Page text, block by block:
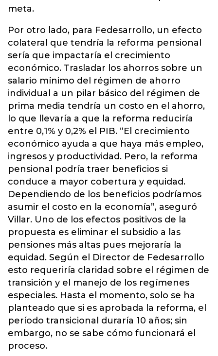
meta.
Por otro lado, para Fedesarrollo, un efecto
colateral que tendría la reforma pensional
sería que impactaría el crecimiento
económico. Trasladar los ahorros sobre un
salario mínimo del régimen de ahorro
individual a un pilar básico del régimen de
prima media tendría un costo en el ahorro,
lo que llevaría a que la reforma reduciría
entre 0,1% y 0,2% el PIB. “El crecimiento
económico ayuda a que haya más empleo,
ingresos y productividad. Pero, la reforma
pensional podría traer beneficios si
conduce a mayor cobertura y equidad.
Dependiendo de los beneficios podríamos
asumir el costo en la economía”, aseguró
Villar. Uno de los efectos positivos de la
propuesta es eliminar el subsidio a las
pensiones más altas pues mejoraría la
equidad. Según el Director de Fedesarrollo
esto requeriría claridad sobre el régimen de
transición y el manejo de los regímenes
especiales. Hasta el momento, solo se ha
planteado que si es aprobada la reforma, el
período transicional duraría 10 años; sin
embargo, no se sabe cómo funcionará el
proceso.